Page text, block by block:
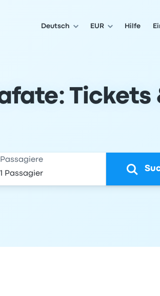
Deutsch EUR Hilfe
Tickets
Passagiere